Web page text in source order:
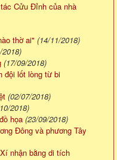
Cửu Đỉnh của nhà
thờ ai" (14/11/2018)
(17/09/2018)
đội lốt lòng từ bi
(02/07/2018)
2018)
họa (23/09/2018)
Đông và phương Tây
nhận bằng di tích